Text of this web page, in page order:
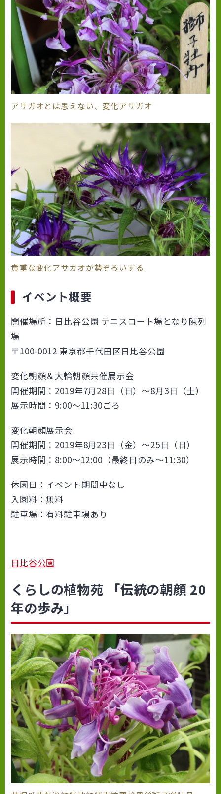
アサガオとは思えない、変化アサガオ
貴重な変化アサガオが勢ぞろいする
イベント概要
開催場所：日比谷公園 テニスコート場となり陳列
場
〒100-0012 東京都千代田区日比谷公園
変化朝顔＆大輪朝顔共催展示会
開催期間：2019年7月28日（日）～8月3日（土）
展示時間：9:00～11:30ごろ
変化朝顔展示会
開催期間：2019年8月23日（金）～25日（日）
展示時間：8:00～12:00（最終日のみ～11:30）
休園日：イベント期間中なし
入園料：無料
駐車場：有料駐車場あり
日比谷公園
くらしの植物苑 「伝統の朝顔 20
年の歩み」